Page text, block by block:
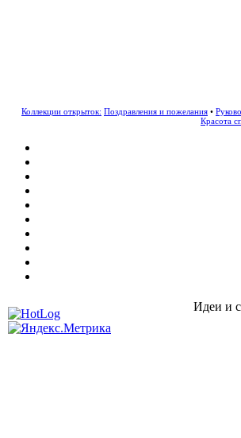
Коллекции открыток: Поздравления и пожелания •
Красота
Идеи и